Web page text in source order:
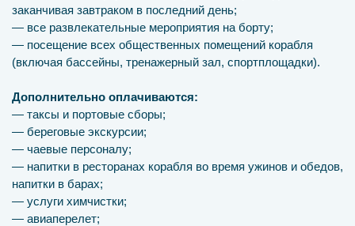
заканчивая завтраком в последний день;
— все развлекательные мероприятия на борту;
— посещение всех общественных помещений корабля
(включая бассейны, тренажерный зал, спортплощадки).
Дополнительно оплачиваются:
— таксы и портовые сборы;
— береговые экскурсии;
— чаевые персоналу;
— напитки в ресторанах корабля во время ужинов и обедов,
напитки в барах;
— услуги химчистки;
— авиаперелет;